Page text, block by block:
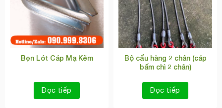
Bẹn Lót Cáp Mạ Kẽm
Đọc tiếp
Bộ cẩu hàng 2 chân (cáp
bấm chì 2 chân)
Đọc tiếp